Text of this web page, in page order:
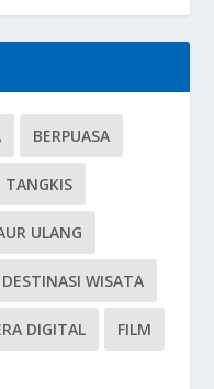
BERPUASA
TANGKIS
ULANG
DESTINASI WISATA
DIGITAL FILM